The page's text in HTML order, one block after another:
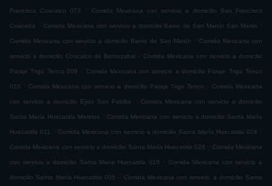
Francisco Coacalco 073 . Comida Mexicana con servicio a domicilio San Francisco
Coacalco . Comida Mexicana con servicio a domicilio Barrio de San Martín San Martin .
Comida Mexicana con servicio a domicilio Barrio de San Martín . Comida Mexicana con
servicio a domicilio Coacalco de Berriozabal . Comida Mexicana con servicio a domicilio
Paraje Trigo Tenco 009 . Comida Mexicana con servicio a domicilio Paraje Trigo Tenco
010 . Comida Mexicana con servicio a domicilio Paraje Trigo Tenco . Comida Mexicana
con servicio a domicilio Ejido San Pablito . Comida Mexicana con servicio a domicilio
Santa María Huecatitla Morelos . Comida Mexicana con servicio a domicilio Santa María
Huecatitla 011 . Comida Mexicana con servicio a domicilio Santa María Huecatitla 024 .
Comida Mexicana con servicio a domicilio Santa María Huecatitla 026 . Comida Mexicana
con servicio a domicilio Santa María Huecatitla 010 . Comida Mexicana con servicio a
domicilio Santa María Huecatitla 005 . Comida Mexicana con servicio a domicilio Santa